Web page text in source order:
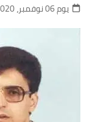
يوم 06 نوفمبر، 2020